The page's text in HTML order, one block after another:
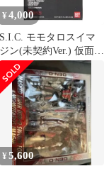
26833B】F04944
¥ 4,000
S.I.C. モモタロスイマ
ジン(未契約Ver.) 仮面ラ
イダー電王 完成品 可動
フィギュア 魂ネイショ
ン2009&魂ウェブ商店
限定 バンダイ
¥5,600